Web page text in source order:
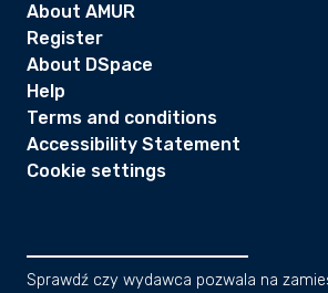
About AMUR
Register
About DSpace
Help
Terms and conditions
Accessibility Statement
Cookie settings
Sprawdź czy wydawca pozwala na